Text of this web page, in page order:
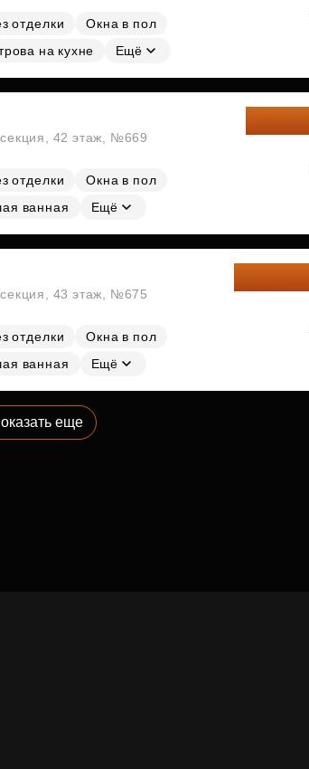
отделки
Окна в пол
на кухне Ещё
42 этаж, №669
отделки
Окна в пол
ванная Ещё
43 этаж, №675
отделки
Окна в пол
ванная Ещё
еще